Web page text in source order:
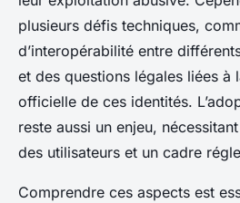
plusieurs défis techniques,
d’interopérabilité entre
et des questions légales liées à
officielle de ces identités.
reste aussi un enjeu,
des utilisateurs et un cadre
Comprendre ces aspects est